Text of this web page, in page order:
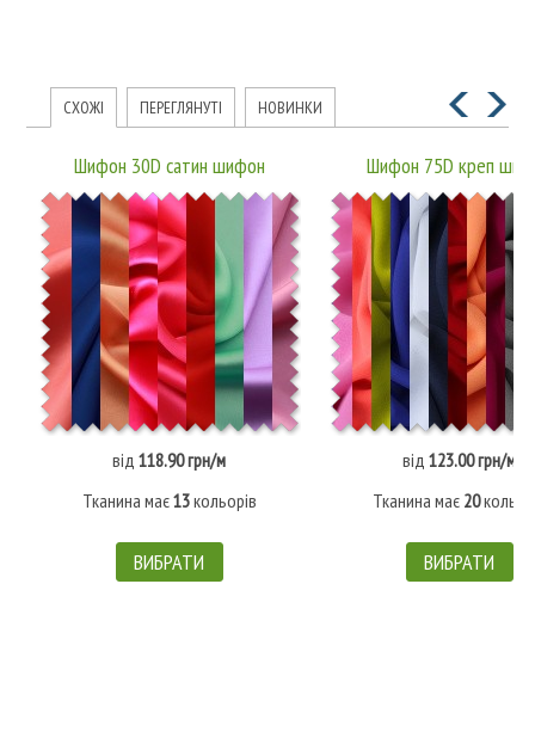
СХОЖІ ПЕРЕГЛЯНУТІ НОВИНКИ
Шифон 30D сатин шифон
від118.90 грн/м
Тканина має13кольорів
ВИБРАТИ
Шифон 75D креп
від123.00 грн/м
Тканина має 20
ВИБРАТИ